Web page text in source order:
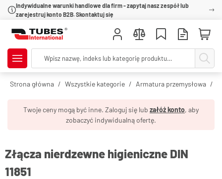
Indywidualne warunki handlowe dla firm - zapytaj nasz zespół lub
zarejestruj konto B2B. Skontaktuj się
Strona główna Wszystkie kategorie Armatura przemysłowa
Twoje ceny mogą być inne. Zaloguj się lub załóż konto, aby
zobaczyć indywidualną ofertę.
Złącza nierdzewne higieniczne DIN
11851